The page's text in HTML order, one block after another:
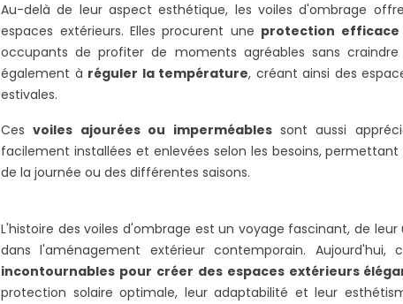
Au-delà de leur aspect esthétique, les voiles d'ombrage
espaces extérieurs. Elles procurent une protection
occupants de profiter de moments agréables sans
également à réguler la température, créant ainsi des
estivales.
Cesvoiles ajourées ou imperméablessont aussi
facilement installées et enlevées selon les besoins,
de la journée ou des différentes saisons.
L'histoire des voiles d'ombrage est un voyage fascinant, de
dans l'aménagement extérieur contemporain. Aujourd'hui,
incontournables pour créer des espaces extérieurs
protection solaire optimale, leur adaptabilité et leur